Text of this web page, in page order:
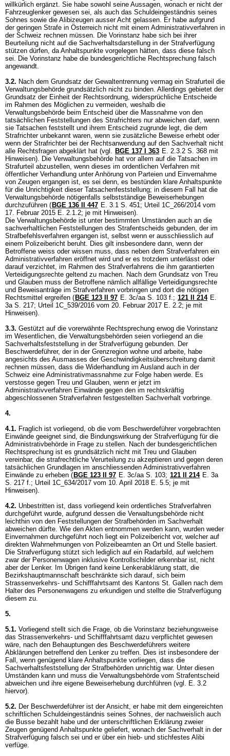
willkürlich ergänzt. Sie habe sowohl seine Aussagen, wonach er nicht der
Fahrzeuglenker gewesen sei, als auch das Schuldeingeständnis seines
Sohnes sowie die Alibizeugen ausser Acht gelassen. Er habe aufgrund
der geringen Strafe in Österreich nicht mit einem Administrativverfahren in
der Schweiz rechnen müssen. Die Vorinstanz habe sich bei ihrer
Beurteilung nicht auf die Sachverhaltsdarstellung in der Strafverfügung
stützen dürfen, da Anhaltspunkte vorgelegen hätten, dass diese falsch
sei. Die Vorinstanz habe die bundesgerichtliche Rechtsprechung falsch
angewandt.
3.2. Nach dem Grundsatz der Gewaltentrennung vermag ein Strafurteil die
Verwaltungsbehörde grundsätzlich nicht zu binden. Allerdings gebietet der
Grundsatz der Einheit der Rechtsordnung, widersprüchliche Entscheide
im Rahmen des Möglichen zu vermeiden, weshalb die
Verwaltungsbehörde beim Entscheid über die Massnahme von den
tatsächlichen Feststellungen des Strafrichters nur abweichen darf, wenn
sie Tatsachen feststellt und ihrem Entscheid zugrunde legt, die dem
Strafrichter unbekannt waren, wenn sie zusätzliche Beweise erhebt oder
wenn der Strafrichter bei der Rechtsanwendung auf den Sachverhalt nicht
alle Rechtsfragen abgeklärt hat (vgl. BGE 137 I 363 E. 2.3.2 S. 368 mit
Hinweisen). Die Verwaltungsbehörde hat vor allem auf die Tatsachen im
Strafurteil abzustellen, wenn dieses im ordentlichen Verfahren mit
öffentlicher Verhandlung unter Anhörung von Parteien und Einvernahme
von Zeugen ergangen ist, es sei denn, es bestünden klare Anhaltspunkte
für die Unrichtigkeit dieser Tatsachenfeststellung; in diesem Fall hat die
Verwaltungsbehörde nötigenfalls selbstständige Beweiserhebungen
durchzuführen ( BGE 136 II 447 E. 3.1 S. 451; Urteil 1C_266/2014 vom
17. Februar 2015 E. 2.1.2; je mit Hinweisen).
Die Verwaltungsbehörde ist unter bestimmten Umständen auch an die
sachverhaltlichen Feststellungen des Strafentscheids gebunden, der im
Strafbefehlsverfahren ergangen ist, selbst wenn er ausschliesslich auf
einem Polizeibericht beruht. Dies gilt insbesondere dann, wenn der
Betroffene weiss oder wissen muss, dass neben dem Strafverfahren ein
Administrativverfahren eröffnet wird und er es trotzdem unterlässt oder
darauf verzichtet, im Rahmen des Strafverfahrens die ihm garantierten
Verteidigungsrechte geltend zu machen. Nach dem Grundsatz von Treu
und Glauben muss der Betroffene nämlich allfällige Verteidigungsrechte
und Beweisanträge im Strafverfahren vorbringen und dort die nötigen
Rechtsmittel ergreifen ( BGE 123 II 97 E. 3c/aa S. 103 f.; 121 II 214 E.
3a S. 217; Urteil 1C_539/2016 vom 20. Februar 2017 E. 2.2; je mit
Hinweisen).
3.3. Gestützt auf die vorerwähnte Rechtsprechung erwog die Vorinstanz
im Wesentlichen, die Verwaltungsbehörden seien vorliegend an die
Sachverhaltsfeststellung in der Strafverfügung gebunden. Der
Beschwerdeführer, der in der Grenzregion wohne und arbeite, habe
angesichts des Ausmasses der Geschwindigkeitsüberschreitung damit
rechnen müssen, dass die Widerhandlung im Ausland auch in der
Schweiz eine Administrativmassnahme zur Folge haben werde. Es
verstosse gegen Treu und Glauben, wenn er jetzt im
Administrativverfahren Einwände gegen den im rechtskräftig
abgeschlossenen Strafverfahren festgestellten Sachverhalt vorbringe.
4.
4.1. Fraglich ist vorliegend, ob die vom Beschwerdeführer vorgebrachten
Einwände geeignet sind, die Bindungswirkung der Strafverfügung für die
Administrativbehörde in Frage zu stellen. Nach der bundesgerichtlichen
Rechtsprechung ist es grundsätzlich nicht mit Treu und Glauben
vereinbar, die strafrechtliche Verurteilung zu akzeptieren und gegen deren
tatsächlichen Grundlagen im anschliessenden Administrativverfahren
Einwände zu erheben ( BGE 123 II 97 E. 3c/aa S. 103; 121 II 214 E. 3a
S. 217 f.; Urteil 1C_634/2017 vom 10. April 2018 E. 5.5; je mit
Hinweisen).
4.2. Unbestritten ist, dass vorliegend kein ordentliches Strafverfahren
durchgeführt wurde, aufgrund dessen die Verwaltungsbehörde nicht
leichthin von den Feststellungen der Strafbehörden im Sachverhalt
abweichen dürfte. Wie den Akten entnommen werden kann, wurden weder
Einvernahmen durchgeführt noch liegt ein Polizeibericht vor, welcher auf
direkten Wahrnehmungen von Polizeibeamten an Ort und Stelle basiert.
Die Strafverfügung stützt sich lediglich auf ein Radarbild, auf welchem
zwar der Personenwagen inklusive Kontrollschilder erkennbar ist, nicht
aber der Lenker. Im Übrigen fand keine Lenkerabklärung statt, die
Bezirkshauptmannschaft beschränkte sich darauf, sich beim
Strassenverkehrs- und Schifffahrtsamt des Kantons St. Gallen nach dem
Halter des Personenwagens zu erkundigen und stellte die Strafverfügung
diesem zu.
5.
5.1. Vorliegend stellt sich die Frage, ob die Vorinstanz beziehungsweise
das Strassenverkehrs- und Schifffahrtsamt dazu verpflichtet gewesen
wäre, nach den Behauptungen des Beschwerdeführers weitere
Abklärungen betreffend den Lenker zu treffen. Dies ist insbesondere der
Fall, wenn genügend klare Anhaltspunkte vorliegen, dass die
Sachverhaltsfeststellung der Strafbehörden unrichtig war. Unter diesen
Umständen kann und muss die Verwaltungsbehörde vom Strafentscheid
abweichen und ihre eigene Beweiserhebung durchführen (vgl. E. 3.2
hiervor).
5.2. Der Beschwerdeführer ist der Ansicht, er habe mit dem eingereichten
schriftlichen Schuldeingeständnis seines Sohnes, der nachweislich auch
die Busse bezahlt habe und der unterschriftlichen Erklärung zweier
Zeugen genügend Anhaltspunkte geliefert, wonach der Sachverhalt in der
Strafverfügung falsch sei und er über ein hieb- und stichfestes Alibi
verfüge.